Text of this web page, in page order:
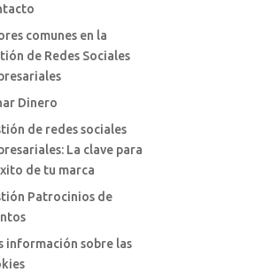
comunes en la
de Redes Sociales
Dinero
de redes sociales
La clave para
de tu marca
Patrocinios de
información sobre las